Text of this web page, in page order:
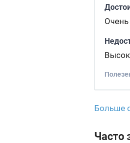
Очень
Больше
Часто